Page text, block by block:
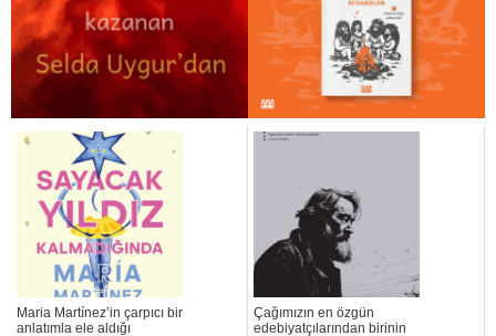
Maria Martínez’in çarpıcı bir
anlatımla ele aldığı
Çağımızın en özgün
edebiyatçılarından birinin